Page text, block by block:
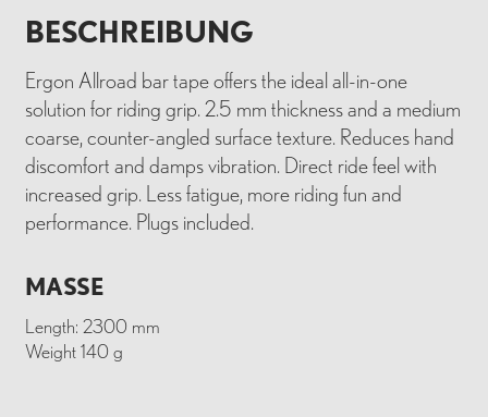
BESCHREIBUNG
Ergon Allroad bar tape offers the ideal all-in-one
solution for riding grip. 2.5 mm thickness and a medium
coarse, counter-angled surface texture. Reduces hand
discomfort and damps vibration. Direct ride feel with
increased grip. Less fatigue, more riding fun and
performance. Plugs included.
MASSE
Length: 2300 mm
Weight 140 g